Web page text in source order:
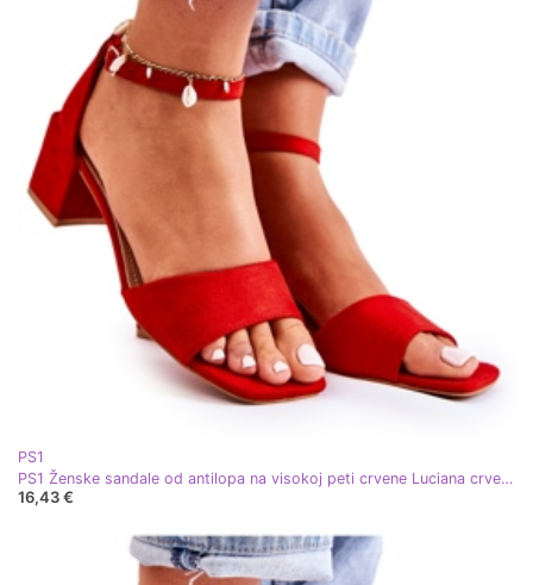
PS1
PS1 Ženske sandale od antilopa na visokoj peti crvene Luciana crvena
16,43 €